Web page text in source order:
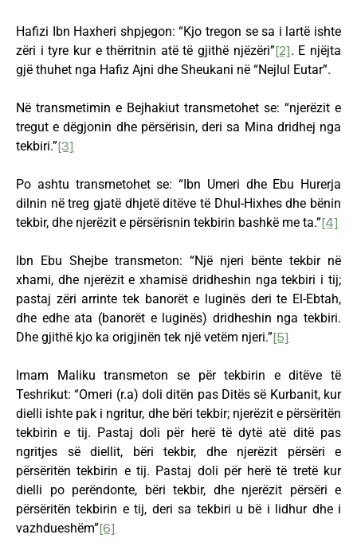
Hafizi Ibn Haxheri shpjegon: “Kjo tregon se sa i lartë ishte
zëri i tyre kur e thërritnin atë të gjithë njëzëri”[2]. E njëjta
gjë thuhet nga Hafiz Ajni dhe Sheukani në “Nejlul Eutar”.
Në transmetimin e Bejhakiut transmetohet se: “njerëzit e
tregut e dëgjonin dhe përsërisin, deri sa Mina dridhej nga
tekbiri.”[3]
Po ashtu transmetohet se: “Ibn Umeri dhe Ebu Hurerja
dilnin në treg gjatë dhjetë ditëve të Dhul-Hixhes dhe bënin
tekbir, dhe njerëzit e përsërisnin tekbirin bashkë me ta.”[4]
Ibn Ebu Shejbe transmeton: “Një njeri bënte tekbir në
xhami, dhe njerëzit e xhamisë dridheshin nga tekbiri i tij;
pastaj zëri arrinte tek banorët e luginës deri te El-Ebtah,
dhe edhe ata (banorët e luginës) dridheshin nga tekbiri.
Dhe gjithë kjo ka origjinën tek një vetëm njeri.”[5]
Imam Maliku transmeton se për tekbirin e ditëve të
Teshrikut: “Omeri (r.a) doli ditën pas Ditës së Kurbanit, kur
dielli ishte pak i ngritur, dhe bëri tekbir; njerëzit e përsëritën
tekbirin e tij. Pastaj doli për herë të dytë atë ditë pas
ngritjes së diellit, bëri tekbir, dhe njerëzit përsëri e
përsëritën tekbirin e tij. Pastaj doli për herë të tretë kur
dielli po perëndonte, bëri tekbir, dhe njerëzit përsëri e
përsëritën tekbirin e tij, deri sa tekbiri u bë i lidhur dhe i
vazhdueshëm”[6]